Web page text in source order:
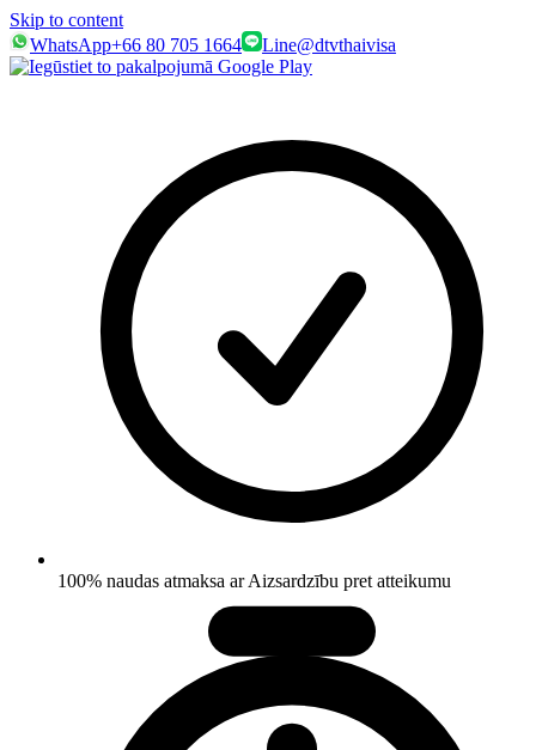
Skip to content
WhatsApp+66 80 705 1664 Line@dtvthaivisa
100% naudas atmaksa ar Aizsardzību pret atteikumu